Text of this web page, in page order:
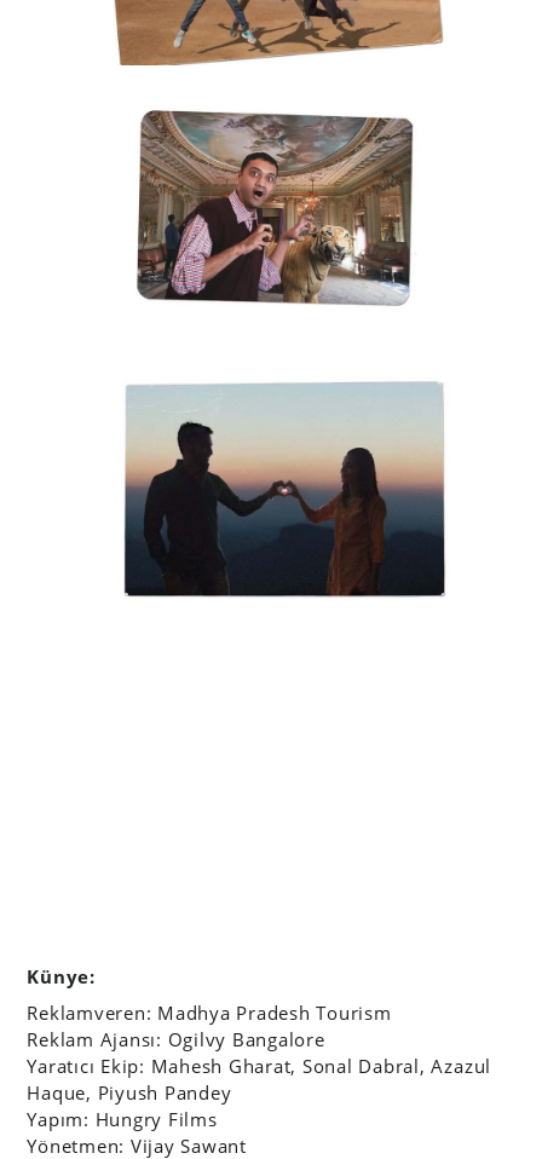
Künye:
Reklamveren: Madhya Pradesh Tourism
Reklam Ajansı: Ogilvy Bangalore
Yaratıcı Ekip: Mahesh Gharat, Sonal Dabral, Azazul
Haque, Piyush Pandey
Yapım: Hungry Films
Yönetmen: Vijay Sawant